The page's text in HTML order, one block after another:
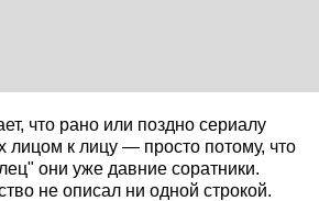
что рано или поздно сериалу
лицом к лицу — просто потому, что
они уже давние соратники.
не описал ни одной строкой.